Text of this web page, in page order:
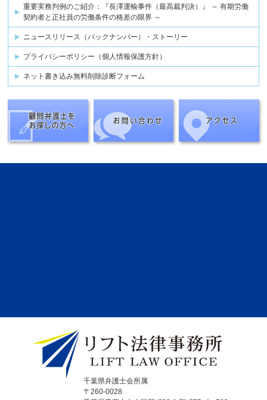
重要実務判例のご紹介：『長澤運輸事件（最高裁判決）』 ～ 有期労働
契約者と正社員の労働条件の格差の限界 ～
ニュースリリース（バックナンバー）・ストーリー
プライバシーポリシー（個人情報保護方針）
ネット書き込み無料削除診断フォーム
千葉県弁護士会所属
〒260-0028